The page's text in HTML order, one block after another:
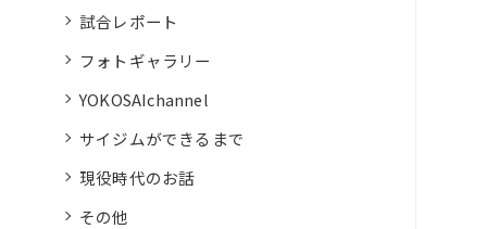
試合レポート
フォトギャラリー
YOKOSAIchannel
サイジムができるまで
現役時代のお話
その他